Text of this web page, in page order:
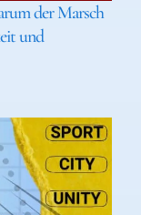
der Marsch
und